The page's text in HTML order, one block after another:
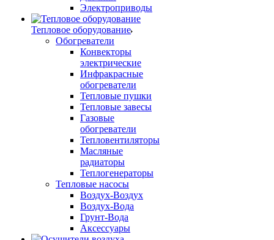
Электроприводы
Тепловое оборудование
Обогреватели
Конвекторы
электрические
Инфракрасные
обогреватели
Тепловые пушки
Тепловые завесы
Газовые
обогреватели
Тепловентиляторы
Масляные
радиаторы
Теплогенераторы
Тепловые насосы
Воздух-Воздух
Воздух-Вода
Грунт-Вода
Аксессуары